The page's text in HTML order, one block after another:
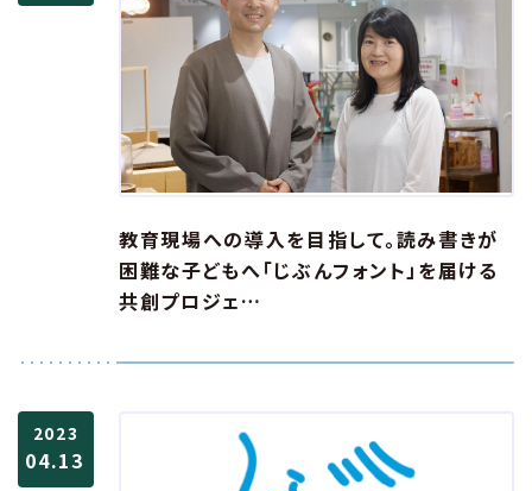
教育現場への導入を目指して。読み書きが
困難な子どもへ「じぶんフォント」を届ける
共創プロジェ…
2023
04.13